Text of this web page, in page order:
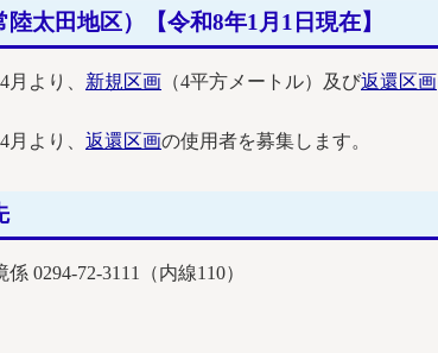
太田地区）【令和8年1月1日現在】
より、 新規区画 （4平方メートル）及び返還区画
より、 返還区画の使用者を募集します。
0294-72-3111（内線110）